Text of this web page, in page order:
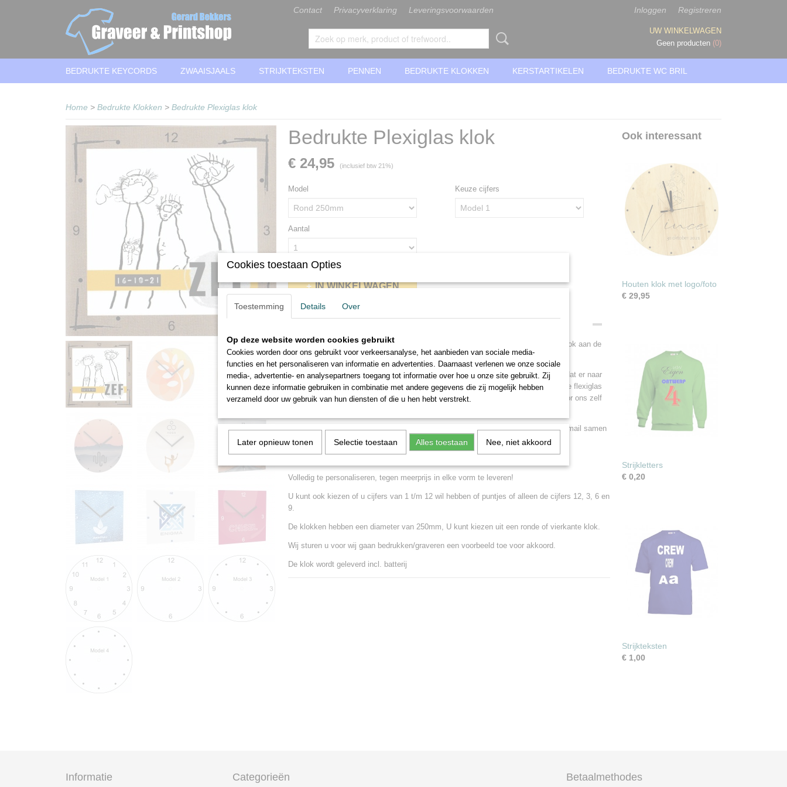
Contact Privacyverklaring Leveringsvoorwaarden Inloggen Registreren
UW WINKELWAGEN
Geen producten (0)
BEDRUKTE KEYCORDS ZWAAISJAALS STRIJKTEKSTEN PENNEN BEDRUKTE KLOKKEN KERSTARTIKELEN BEDRUKTE WC BRIL
Home > Bedrukte Klokken > Bedrukte Plexiglas klok
Bedrukte Plexiglas klok
€ 24,95 (inclusief btw 21%)
Model Keuze cijfers
Aantal
IN WINKELWAGEN
Onze plexiglas bedrukte klokken hebben een mooie luxe uitstraling omdat wij de klok aan de
achterzijde bedrukken en zo krijg je een heel mooi glansend resultaat.
Met een bedrukte plexiglas klok kunt u 24 uur per dag reclame maken. Ieder keer dat er naar
de tijd wordt gevraagd kijkt men naar de klok en dus ook uw reclameboodschap. De flexiglas
klok wordt gepersonaliseerd met een full colour bedrukking. De klokken worden door ons zelf
Ook kunt u onze pexiglas klok voorzien van een eigen foto, deze dient u ons per email samen
met het bestelnummer toe te sturen.
Volledig te personaliseren, tegen meerprijs in elke vorm te leveren!
U kunt ook kiezen of u cijfers van 1 t/m 12 wil hebben of puntjes of alleen de cijfers 12, 3, 6 en
9.
De klokken hebben een diameter van 250mm, U kunt kiezen uit een ronde of vierkante klok.
Wij sturen u voor wij gaan bedrukken/graveren een voorbeeld toe voor akkoord.
De klok wordt geleverd incl. batterij
Ook interessant
Houten klok met logo/foto
€ 29,95
Strijkletters
€ 0,20
Strijkteksten
€ 1,00
Informatie Categorieën Betaalmethodes
Cookies toestaan Opties
Toestemming Details Over
Op deze website worden cookies gebruikt
Cookies worden door ons gebruikt voor verkeersanalyse, het aanbieden van sociale media-
functies en het personaliseren van informatie en advertenties. Daarnaast verlenen we onze sociale
media-, advertentie- en analysepartners toegang tot informatie over hoe u onze site gebruikt. Zij
kunnen deze informatie gebruiken in combinatie met andere gegevens die zij mogelijk hebben
verzameld door uw gebruik van hun diensten of die u hen hebt verstrekt.
Later opnieuw tonen Selectie toestaan Alles toestaan Nee, niet akkoord